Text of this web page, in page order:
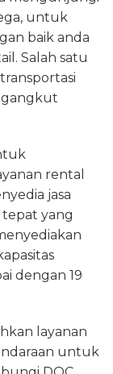
untuk
baik anda
Salah satu
rental
jasa
yang
dengan 19
layanan
untuk